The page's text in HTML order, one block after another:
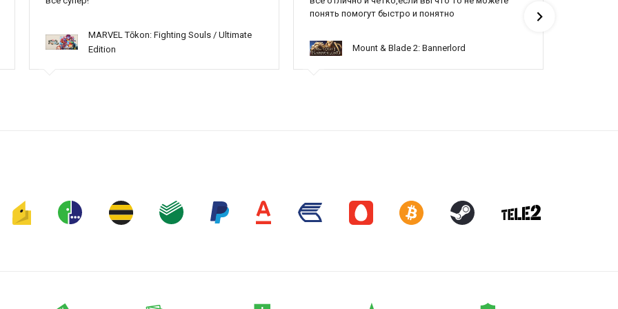
MARVEL Tōkon: Fighting Souls / Ultimate
Edition
понять помогут быстро и понятно
Mount & Blade 2: Bannerlord